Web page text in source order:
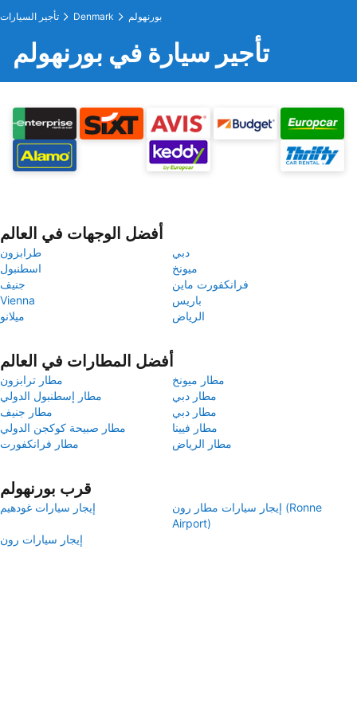
تأجير السيارات Denmark بورنهولم
تأجير سيارة في بورنهولم
أفضل الوجهات في العالم
طرابزون
دبي
اسطنبول
ميونخ
جنيف
فرانكفورت ماين
Vienna
باريس
ميلانو
الرياض
أفضل المطارات في العالم
مطار ترابزون
مطار ميونخ
مطار إسطنبول الدولي
مطار دبي
مطار جنيف
مطار دبي
مطار صبيحة كوكجن الدولي
مطار فيينا
مطار فرانكفورت
مطار الرياض
قرب بورنهولم
إيجار سيارات غودهيم
إيجار سيارات مطار رون (Ronne
Airport)
إيجار سيارات رون